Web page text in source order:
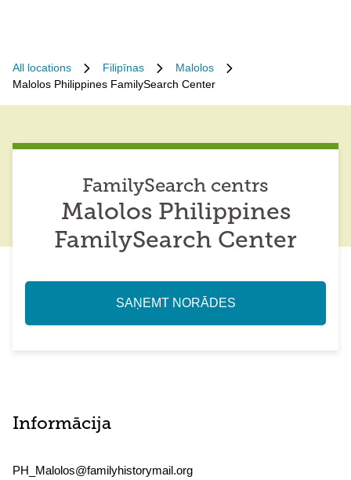
All locations Filipīnas
Malolos
Malolos Philippines FamilySearch Center
FamilySearch centrs
Malolos Philippines
FamilySearch Center
SAŅEMT NORĀDES
Informācija
PH_Malolos@familyhistorymail.org